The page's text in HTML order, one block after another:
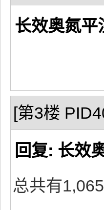
长效奥氮平
[第3楼
回复: 长效
总共有